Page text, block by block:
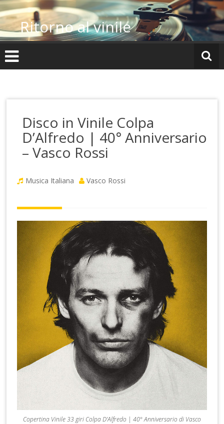
Vai
al
contenutoRitorno al vinile
Disco in Vinile Colpa
D’Alfredo | 40° Anniversario
– Vasco Rossi
Musica Italiana Vasco Rossi
Copertina Vinile 33 giri Colpa D’Alfredo | 40° Anniversario di Vasco